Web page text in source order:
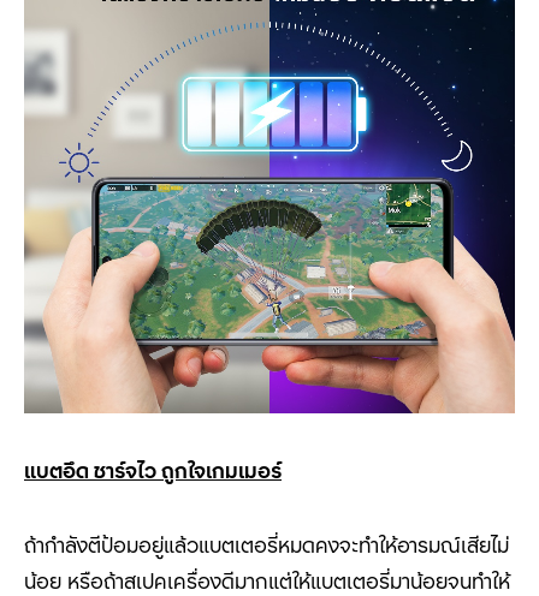
แบตอึด ชาร์จไว ถูกใจเกมเมอร์
ถ้ากำลังตีป้อมอยู่แล้วแบตเตอรี่หมดคงจะทำให้อารมณ์เสียไม่
น้อย หรือถ้าสเปคเครื่องดีมากแต่ให้แบตเตอรี่มาน้อยจนทำให้